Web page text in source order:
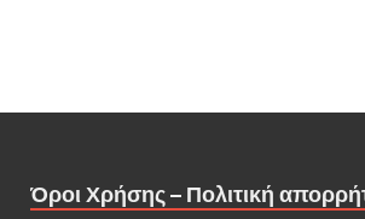
Όροι Χρήσης – Πολιτική